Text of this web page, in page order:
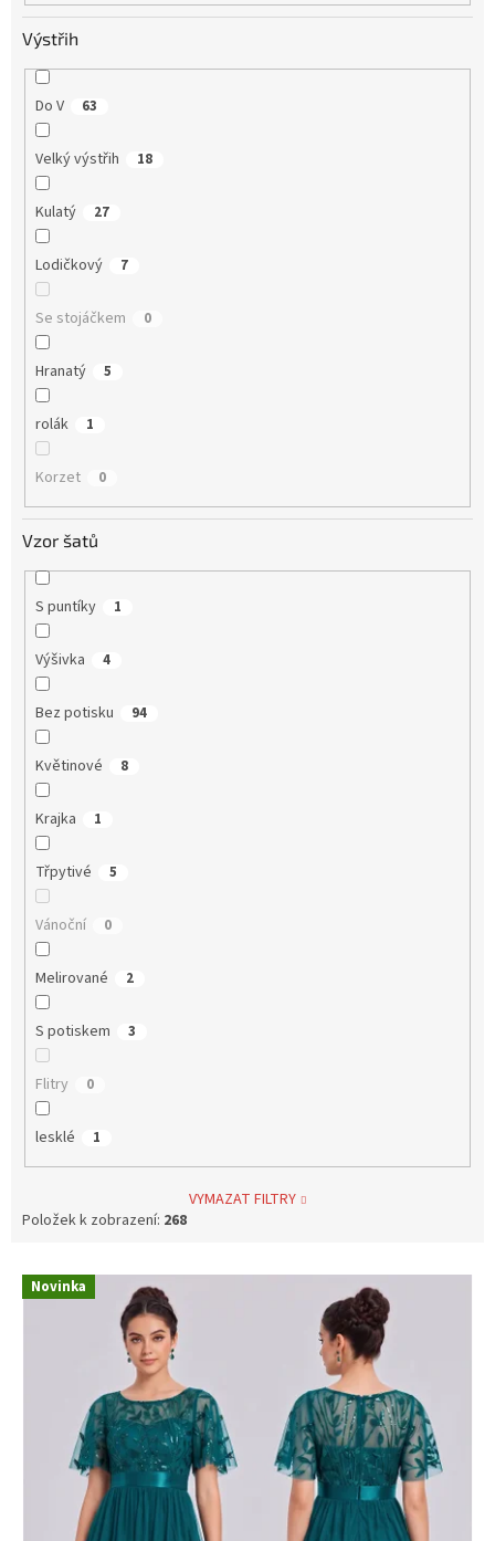
Výstřih
Do V 63
Velký výstřih 18
Kulatý 27
Lodičkový 7
Se stojáčkem 0
Hranatý 5
rolák 1
Korzet 0
Vzor šatů
S puntíky 1
Výšivka 4
Bez potisku 94
Květinové 8
Krajka 1
Třpytivé 5
Vánoční 0
Melirované 2
S potiskem 3
Flitry 0
lesklé 1
VYMAZAT FILTRY
Položek k zobrazení: 268
V Novinka